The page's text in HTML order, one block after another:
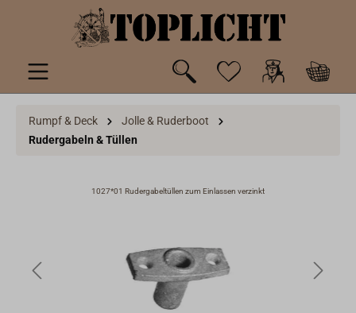
springen
Rumpf & Deck
Jolle & Ruderboot
Rudergabeln & Tüllen
1027*01 Rudergabeltüllen zum Einlassen verzinkt